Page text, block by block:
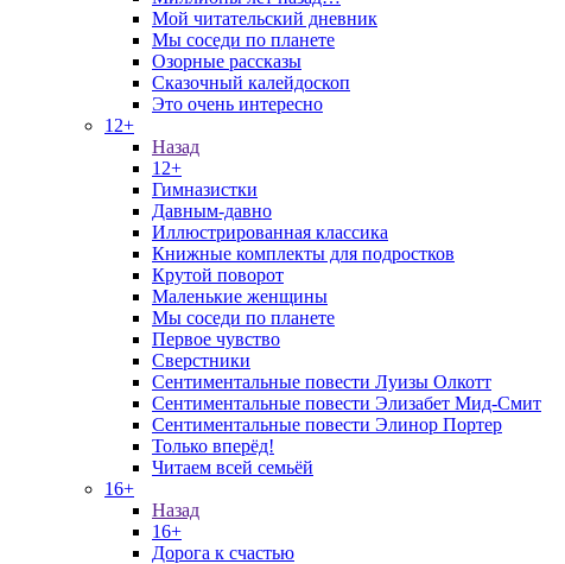
Мой читательский дневник
Мы соседи по планете
Озорные рассказы
Сказочный калейдоскоп
Это очень интересно
12+
Назад
12+
Гимназистки
Давным-давно
Иллюстрированная классика
Книжные комплекты для подростков
Крутой поворот
Маленькие женщины
Мы соседи по планете
Первое чувство
Сверстники
Сентиментальные повести Луизы Олкотт
Сентиментальные повести Элизабет Мид-Смит
Сентиментальные повести Элинор Портер
Только вперёд!
Читаем всей семьёй
16+
Назад
16+
Дорога к счастью